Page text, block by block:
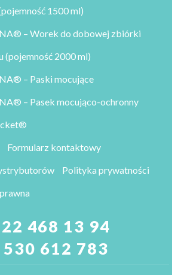
1500 ml)
– Worek do dobowej zbiórki
(pojemność 2000 ml)
– Paski mocujące
– Pasek mocująco-ochronny
Formularz kontaktowy
Polityka prywatności
468 13 94
530 612 783